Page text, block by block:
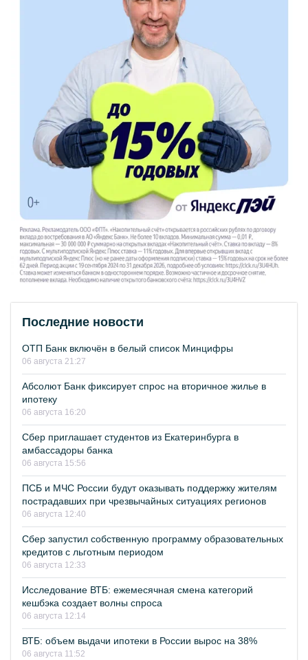
Последние новости
ОТП Банк включён в белый список Минцифры
06 августа 21:27
Абсолют Банк фиксирует спрос на вторичное жилье в
ипотеку
06 августа 16:20
Сбер приглашает студентов из Екатеринбурга в
амбассадоры банка
06 августа 15:56
ПСБ и МЧС России будут оказывать поддержку жителям
пострадавших при чрезвычайных ситуациях регионов
06 августа 12:40
Сбер запустил собственную программу образовательных
кредитов с льготным периодом
06 августа 12:33
Исследование ВТБ: ежемесячная смена категорий
кешбэка создает волны спроса
06 августа 12:14
ВТБ: объем выдачи ипотеки в России вырос на 38%
06 августа 11:52